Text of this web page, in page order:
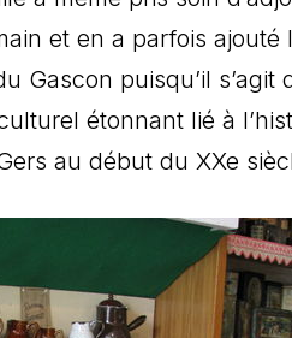
et en a parfois
Gascon puisqu’il s’agit
étonnant lié à
au début du XXe